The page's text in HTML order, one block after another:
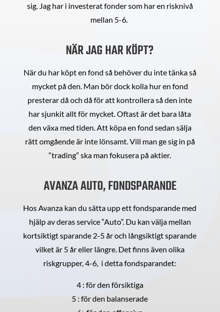
sig. Jag har i investerat fonder som har en risknivå
mellan 5-6.
NÄR JAG HAR KÖPT?
När du har köpt en fond så behöver du inte tänka så
mycket på den. Man bör dock kolla hur en fond
presterar då och då för att kontrollera så den inte
har sjunkit allt för mycket. Oftast är det bara låta
den växa med tiden. Att köpa en fond sedan sälja
rätt omgående är inte lönsamt. Vill man ge sig in på
“trading” ska man fokusera på aktier.
AVANZA AUTO, FONDSPARANDE
Hos Avanza kan du sätta upp ett fondsparande med
hjälp av deras service “Auto”. Du kan välja mellan
kortsiktigt sparande 2-5 år och långsiktigt sparande
vilket är 5 år eller längre. Det finns även olika
riskgrupper, 4-6, i detta fondsparandet:
4 : för den försiktiga
5 : för den balanserade